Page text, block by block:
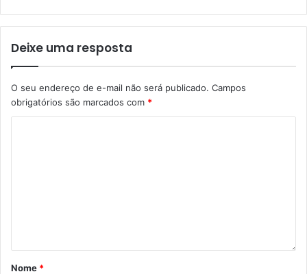
Deixe uma resposta
O seu endereço de e-mail não será publicado. Campos
obrigatórios são marcados com *
Nome *